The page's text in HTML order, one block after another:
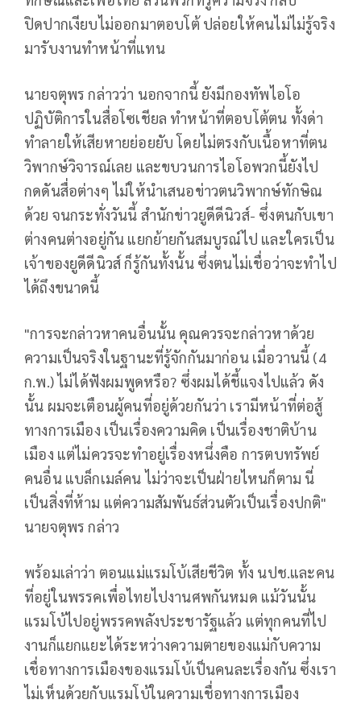
ปิดปากเงียบไม่ออกมาตอบโต้ ปล่อยให้คนไม่ไม่รู้จริง
มารับงานทำหน้าที่แทน
นายจตุพร กล่าวว่า นอกจากนี้ ยังมีกองทัพไอโอ
ปฏิบัติการในสื่อโซเชียล ทำหน้าที่ตอบโต้ตน ทั้งด่า
ทำลายให้เสียหายย่อยยับ โดยไม่ตรงกับเนื้อหาที่ตน
วิพากษ์วิจารณ์เลย และขบวนการไอโอพวกนี้ยังไป
กดดันสื่อต่างๆ ไม่ให้นำเสนอข่าวตนวิพากษ์ทักษิณ
ด้วย จนกระทั่งวันนี้ สำนักข่าวยูดีดีนิวส์- ซึ่งตนกับเขา
ต่างคนต่างอยู่กัน แยกย้ายกันสมบูรณ์ไป และใครเป็น
เจ้าของยูดีดีนิวส์ ก็รู้กันทั้งนั้น ซึ่งตนไม่เชื่อว่าจะทำไป
ได้ถึงขนาดนี้
"การจะกล่าวหาคนอื่นนั้น คุณควรจะกล่าวหาด้วย
ความเป็นจริงในฐานะที่รู้จักกันมาก่อน เมื่อวานนี้ (4
ก.พ.) ไม่ได้ฟังผมพูดหรือ? ซึ่งผมได้ชี้แจงไปแล้ว ดัง
นั้น ผมจะเตือนผู้คนที่อยู่ด้วยกันว่า เรามีหน้าที่ต่อสู้
ทางการเมือง เป็นเรื่องความคิด เป็นเรื่องชาติบ้าน
เมือง แต่ไม่ควรจะทำอยู่เรื่องหนึ่งคือ การตบทรัพย์
คนอื่น แบล็กเมล์คน ไม่ว่าจะเป็นฝ่ายไหนก็ตาม นี่
เป็นสิ่งที่ห้าม แต่ความสัมพันธ์ส่วนตัวเป็นเรื่องปกติ"
นายจตุพร กล่าว
พร้อมเล่าว่า ตอนแม่แรมโบ้เสียชีวิต ทั้ง นปช.และคน
ที่อยู่ในพรรคเพื่อไทยไปงานศพกันหมด แม้วันนั้น
แรมโบ้ไปอยู่พรรคพลังประชารัฐแล้ว แต่ทุกคนที่ไป
งานก็แยกแยะได้ระหว่างความตายของแม่กับความ
เชื่อทางการเมืองของแรมโบ้เป็นคนละเรื่องกัน ซึ่งเรา
ไม่เห็นด้วยกับแรมโบ้ในความเชื่อทางการเมือง